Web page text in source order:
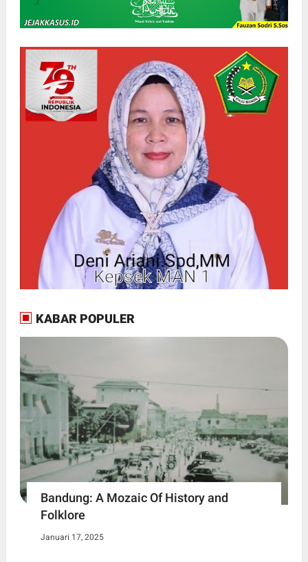
KABAR POPULER
Bandung: A Mozaic Of History and
Folklore
Januari 17, 2025